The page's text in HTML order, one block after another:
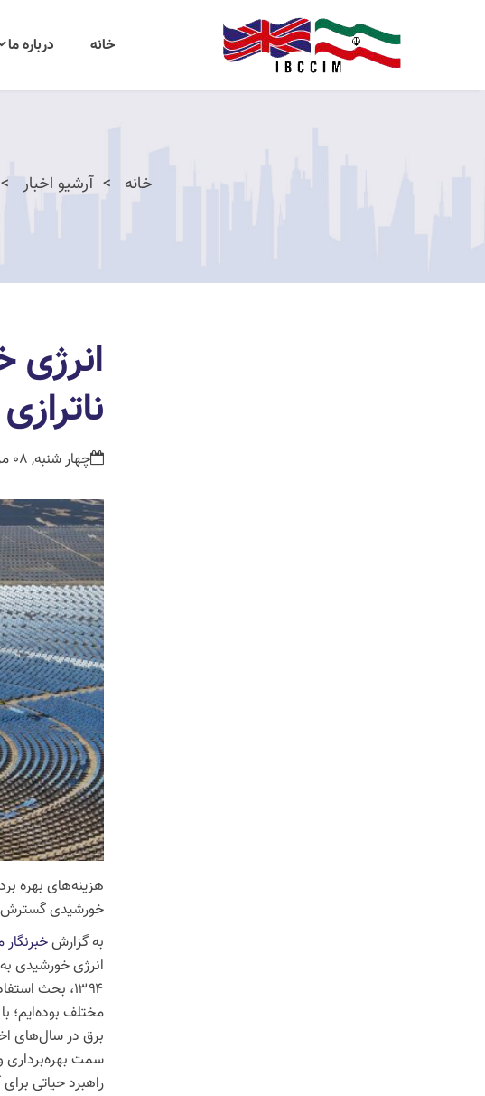
خانه درباره ما
خانه آرشیو اخبار
انرژی
چهار شنبه, 08 مرداد,1404 08:13 ق.ظ
هزینه‌های بهره
خورشیدی گسترش
به گزارشخبرنگار
انرژی خورشیدی به ضرورتی
۱۳۹۴، بحث
برق در سال‌های
سمت بهره‌برداری
راهبرد حیاتی